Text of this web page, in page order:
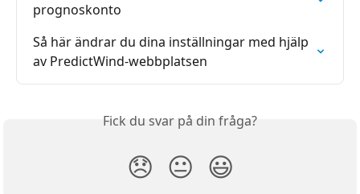
prognoskonto
Så här ändrar du dina inställningar med hjälp
av PredictWind-webbplatsen
Fick du svar på din fråga?
😞 😐 😃